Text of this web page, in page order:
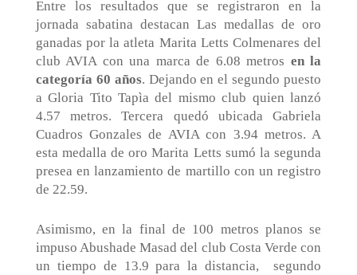
Entre los resultados que se registraron en la
jornada sabatina destacan Las medallas de oro
ganadas por la atleta Marita Letts Colmenares del
club AVIA con una marca de 6.08 metros en la
categoría 60 años. Dejando en el segundo puesto
a Gloria Tito Tapìa del mismo club quien lanzó
4.57 metros. Tercera quedó ubicada Gabriela
Cuadros Gonzales de AVIA con 3.94 metros. A
esta medalla de oro Marita Letts sumó la segunda
presea en lanzamiento de martillo con un registro
de 22.59.
Asimismo, en la final de 100 metros planos se
impuso Abushade Masad del club Costa Verde con
un tiempo de 13.9 para la distancia,
segundo